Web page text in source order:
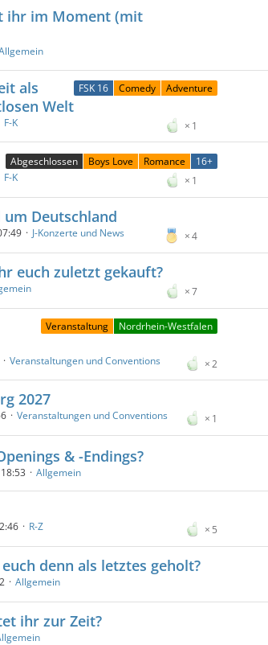
ihr im Moment (mit
FSK 16 Comedy Adventure
als
Welt
1
F-K
Abgeschlossen Boys Love Romance 16+
1
F-K
Deutschland
4
J-Konzerte und News
euch zuletzt gekauft?
7
Veranstaltung Nordrhein-Westfalen
2
Veranstaltungen und Conventions
2027
1
Veranstaltungen und Conventions
& -Endings?
Allgemein
5
R-Z
denn als letztes geholt?
Allgemein
ihr zur Zeit?